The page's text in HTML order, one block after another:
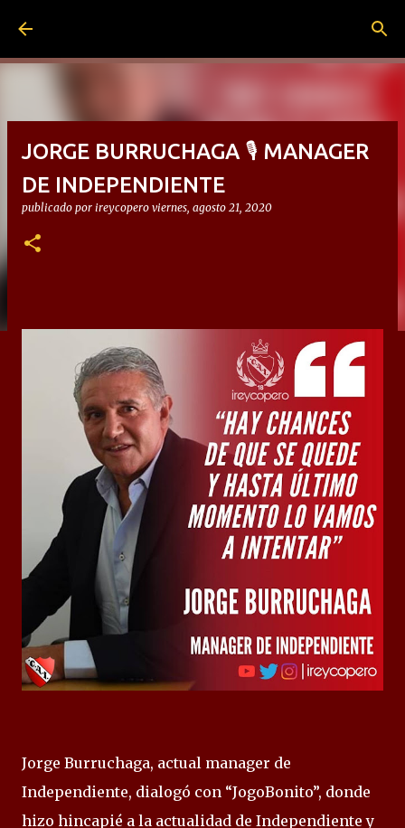
JORGE BURRUCHAGA 🎙 MANAGER
DE INDEPENDIENTE
publicado por ireycopero viernes, agosto 21, 2020
Jorge Burruchaga, actual manager de
Independiente, dialogó con “JogoBonito”, donde
hizo hincapié a la actualidad de Independiente y